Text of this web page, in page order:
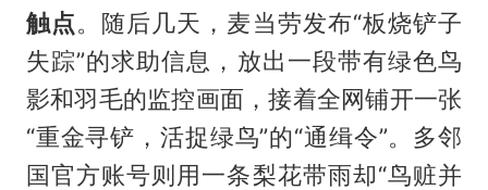
触点。随后几天，麦当劳发布“板烧铲子
失踪”的求助信息，放出一段带有绿色鸟
影和羽毛的监控画面，接着全网铺开一张
“重金寻铲，活捉绿鸟”的“通缉令”。多邻
国官方账号则用一条梨花带雨却“鸟赃并